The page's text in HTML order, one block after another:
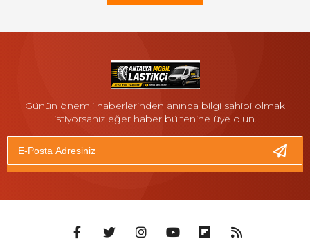
Günün önemli haberlerinden anında bilgi sahibi olmak
istiyorsanız eğer haber bültenine üye olun.